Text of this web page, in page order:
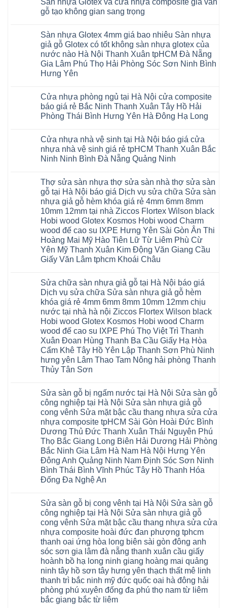
Giấy
Tây
Hồ
Yên
TpHCM
Bình
Dương
Huế
Cần
Thơ
Đà
Đức
Hoài
Đức
Ninh
Phòng
Tứ
Kỳ
Đan
Phượng
Quảng
Ninh
Thanh
Miện
Nghệ
An
Thanh
Hà
Bình
Thái
Bình
Thanh
Phụ
Phú
Thọ
Lào
Tuyên
Quang
1m2
tại
Dương
Đà
Nẵng
Khánh
Hải
Phòng
Hưng
Yên
Nghệ
An
Quảng
Thọ
Bắc
Ninh
Tuyên
minh
chống
cong
ngót
Gia
Lâm
Thanh
Xuân
Hà
Nội
Từ
Liêm
Đan
Phượng
Bình
Hải
Phòng
trường
rộng
khách
hàng
quan
tâm
cao
Hà
Quảng
Ninh
Nghệ
An
Bắc
Ninh
Tuyên
Nguyên
Hobiwood
4mm
6mm
hèm
khóa
uy
tín
hàng
đầu
đã
định
tại
Việt
Nam
bình
luận
ở
Glotex
Sàn
nhựa
Fukione
giả
gỗ
4mm
6mm
đế
cao
su
Sàn nhựa Glotex và cửa nhựa composite giả vân
gỗ tạo không gian sang trọng
bình
luận
ở
Sàn
nhựa
Glotex
và
composite
giả
vân
gỗ
tạo
sang
trọng
Sàn nhựa Glotex 4mm giá bao nhiêu Sàn nhựa
giả gỗ Glotex có tốt không sàn nhựa glotex của
nước nào Hà Nội Thanh Xuân tpHCM Đà Nẵng
Gia Lâm Phú Thọ Hải Phòng Sóc Sơn Ninh Bình
Hưng Yên
bình
luận
ở
Sàn
4mm
giá
bao
nhiêu
Sàn
Glotex
có
tốt
không
sàn
nhựa
glotex
nước
nào
Hà
Nội
tpHCM
Đà
Nẵng
Gia
Phú
Thọ
Phòng
Sóc
Sơn
Ninh
Bình
Hưng
Yên
Cửa nhựa phòng ngủ tại Hà Nội cửa composite
báo giá rẻ Bắc Ninh Thanh Xuân Tây Hồ Hải
Phòng Thái Bình Hưng Yên Hà Đông Hạ Long
bình
luận
ở
Cửa
ngủ
tại
Hà
Nội
cửa
composite
báo
giá
rẻ
Bắc
Ninh
Thanh
Xuân
Hải
Phòng
Thái
Bình
Hưng
Yên
Hà
Đông
Hạ
Long
Cửa nhựa nhà vệ sinh tại Hà Nội báo giá cửa
nhựa nhà vệ sinh giá rẻ tpHCM Thanh Xuân Bắc
Ninh Ninh Bình Đà Nẵng Quảng Ninh
bình
luận
ở
Cửa
nhựa
nhà
vệ
sinh
tại
Hà
Nội
giá
nhà
sinh
giá
tpHCM
Thanh
Bắc
Ninh
Ninh
Bình
Đà
Nẵng
Quảng
Thợ sửa sàn nhựa thợ sửa sàn nhà thợ sửa sàn
gỗ tại Hà Nội báo giá Dịch vụ sửa chữa Sửa sàn
nhựa giả gỗ hèm khóa giá rẻ 4mm 6mm 8mm
10mm 12mm tại nhà Ziccos Flortex Wilson black
Hobi wood Glotex Kosmos Hobi wood Charm
wood đế cao su IXPE Hưng Yên Sài Gòn Ân Thi
Hoàng Mai Mỹ Hào Tiên Lữ Từ Liêm Phù Cừ
Yên Mỹ Thanh Xuân Kim Động Văn Giang Cầu
Giấy Văn Lâm tphcm Khoái Châu
bình
luận
ở
Thợ
sửa
sàn
nhựa
thợ
sửa
sàn
nhà
sửa
sàn
Nội
báo
Dịch
vụ
sửa
chữa
Sửa
sàn
nhựa
giả
gỗ
hèm
khóa
4mm
6mm
8mm
10mm
12mm
tại
nhà
Ziccos
Flortex
Wilson
black
Hobi
wood
Glotex
Kosmos
Hobi
Sửa chữa sàn nhựa giả gỗ tại Hà Nội báo giá
Dịch vụ sửa chữa Sửa sàn nhựa giả gỗ hèm
khóa giá rẻ 4mm 6mm 8mm 10mm 12mm chịu
nước tại nhà hà nội Ziccos Flortex Wilson black
Hobi wood Glotex Kosmos Hobi wood Charm
wood đế cao su IXPE Phú Thọ Việt Trì Thanh
Xuân Đoan Hùng Thanh Ba Cầu Giấy Hạ Hòa
Cẩm Khê Tây Hồ Yên Lập Thanh Sơn Phù Ninh
hưng yên Lâm Thao Tam Nông hải phòng Thanh
Thủy Tân Sơn
bình
luận
ở
Sửa
chữa
sàn
nhựa
giả
gỗ
tại
Hà
Nội
báo
giá
sửa
chữa
Sửa
nhựa
giả
gỗ
hèm
khóa
giá
rẻ
4mm
6mm
8mm
10mm
12mm
chịu
Sửa sàn gỗ bị ngấm nước tại Hà Nội Sửa sàn gỗ
công nghiệp tại Hà Nội Sửa sàn nhựa giả gỗ
cong vênh Sửa mặt bậc cầu thang nhựa sửa cửa
nhựa composite tpHCM Sài Gòn Hoài Đức Bình
Dương Thủ Đức Thanh Xuân Thái Nguyên Phú
Thọ Bắc Giang Long Biên Hải Dương Hải Phòng
Bắc Ninh Gia Lâm Hà Nam Hà Nội Hưng Yên
Đông Anh Quảng Ninh Nam Định Sóc Sơn Ninh
Bình Thái Bình Vĩnh Phúc Tây Hồ Thanh Hóa
Đống Đa Nghệ An
bình
luận
ở
Sửa
sàn
gỗ
bị
ngấm
nước
tại
Hà
Sửa
sàn
gỗ
công
Sửa sàn gỗ bị cong vênh tại Hà Nội Sửa sàn gỗ
công nghiệp tại Hà Nội Sửa sàn nhựa giả gỗ
cong vênh Sửa mặt bậc cầu thang nhựa sửa cửa
nhựa composite hoài đức đan phượng tphcm
thanh oai ứng hòa long biên sài gòn đông anh
sóc sơn gia lâm đà nẵng thanh xuân cầu giấy
hoành bồ hạ long ninh giang hoàng mai quảng
ninh tây hồ sơn tây hưng yên thạch thất mê linh
thanh trì bắc ninh mỹ đức quốc oai hà đông hải
phòng phú xuyên đống đa phú thọ nam từ liêm
bắc giang bắc từ liêm